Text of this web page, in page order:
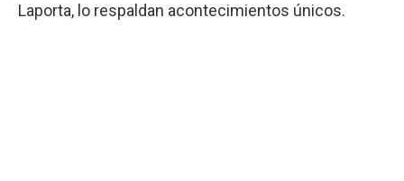
Laporta, lo respaldan acontecimientos únicos.